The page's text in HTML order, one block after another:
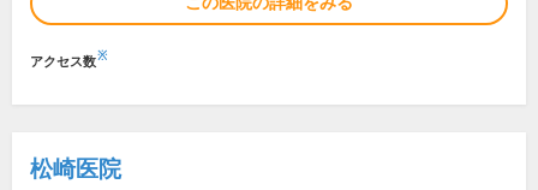
アクセス数※
松崎医院